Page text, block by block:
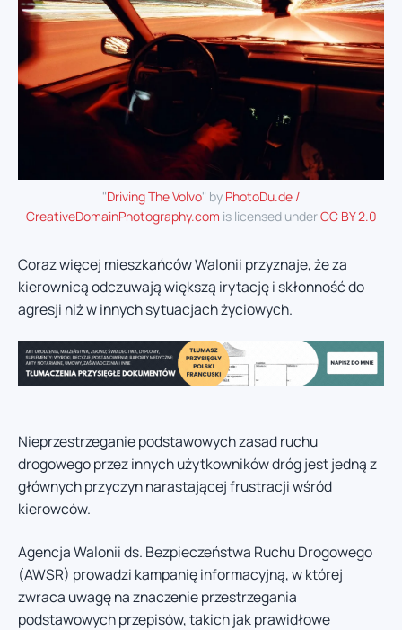
"Driving The Volvo" by PhotoDu.de /
CreativeDomainPhotography.com is licensed underCC BY 2.0
Coraz więcej mieszkańców Walonii przyznaje, że za
kierownicą odczuwają większą irytację i skłonność do
agresji niż w innych sytuacjach życiowych.
Nieprzestrzeganie podstawowych zasad ruchu
drogowego przez innych użytkowników dróg jest jedną z
głównych przyczyn narastającej frustracji wśród
kierowców.
Agencja Walonii ds. Bezpieczeństwa Ruchu Drogowego
(AWSR) prowadzi kampanię informacyjną, w której
zwraca uwagę na znaczenie przestrzegania
podstawowych przepisów, takich jak prawidłowe